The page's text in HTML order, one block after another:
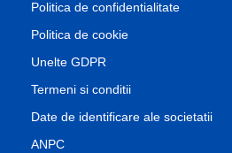
Politica de confidentialitate
Politica de cookie
Unelte GDPR
Termeni si conditii
Date de identificare ale societatii
ANPC